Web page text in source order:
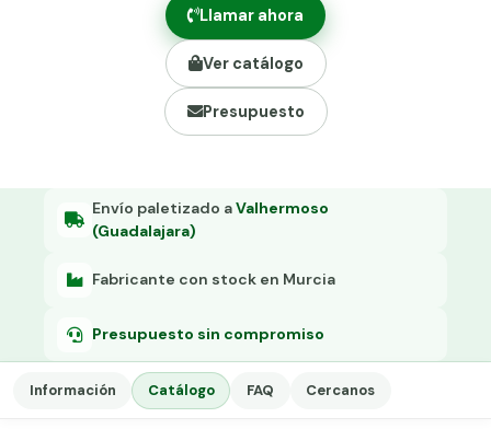
Abrazadera PVC malla H.
Grapa malla H.
Grapadora
Tensor galvanizado
Llamar ahora
Ver catálogo
Presupuesto
Envío paletizado aValhermoso
(Guadalajara)
Fabricante con stock en Murcia
Presupuesto sin compromiso
Información Catálogo FAQ Cercanos